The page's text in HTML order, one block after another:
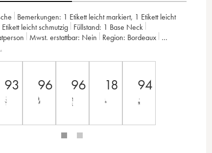
Bemerkungen: 1 Etikett leicht markiert, 1 Etikett leicht
Etikett leicht schmutzig Füllstand: 1 Base Neck
Mwst. erstattbar: nein Region:
Bordeaux
93 96 96 18 94